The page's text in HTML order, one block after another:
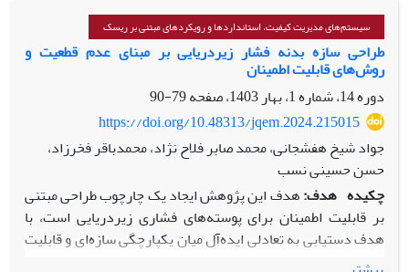
ترکیب منابع در شرایط بحرانی است و روش حل محدودیت
اپسیلون است. ازجمله نوآوری‌ها، مدل مارکوئیتز برای بهینه‌سازی
تخصیص منابع و تخصیص مبتنی بر ریسک منابع است. مدل
پیشنهادی در مطالعه موردی واحد اورولوژی یک مرکز فوق‌تخصصی
کلیه استفاده شده است. نتایج نشاندهنده تخصیص منابع با بازده
وریسک بهینه و بیشترین میزان خروجی در شرایط بحرانی باشد.
سیستم‌های مدیریت کیفیت، استانداردها و رویکردهای مبتنی بر ریسک
طراحی سازه بدنه فشار زیردریایی بر مبنای عدم قطعیت و
روش‌های قابلیت اطمینان
دوره 14، شماره 1، بهار 1403، صفحه
79-90
https://doi.org/10.48313/jqem.2024.215015
جواد شیخ هفشجانی، محمد صابر فلاح نژاد، محمدباقر فخرزاد،
حسن حسینی نسب
چکیده هدف:هدف این پژوهش ایجاد یک چارچوب طراحی مبتنی
بر قابلیت اطمینان برای پوسته‌های فشاری زیردریایی است، با
هدف دستیابی به تعادلی ایده‌آل میان یکپارچگی سازه‌ای و قابلیت
اطمینان.